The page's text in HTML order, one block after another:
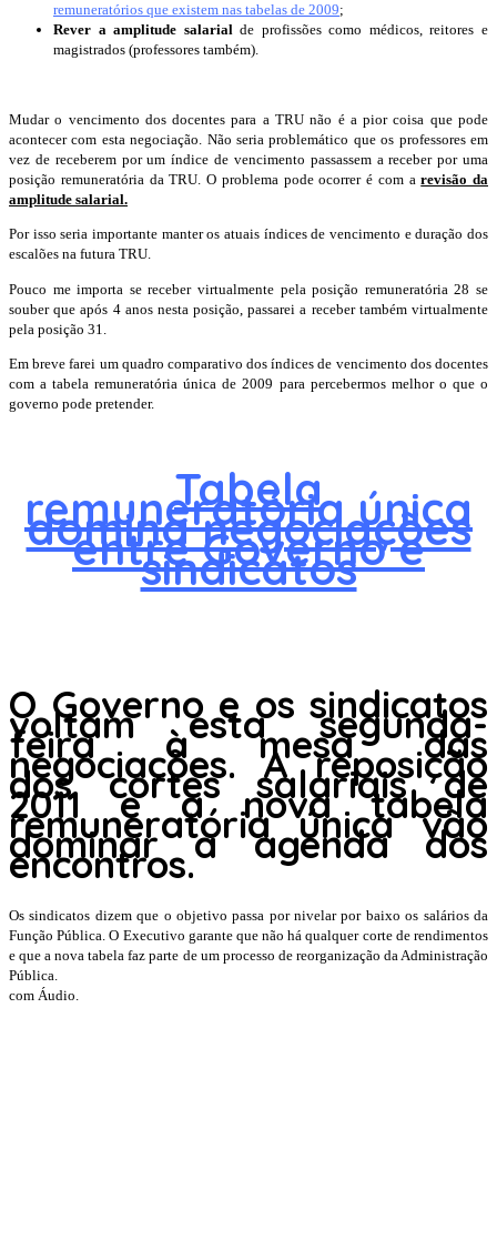
remuneratórios que existem nas tabelas de 2009;
Rever a amplitude salarialde profissões como médicos, reitores e
magistrados (professores também).
Mudar o vencimento dos docentes para a TRU não é a pior coisa que pode
acontecer com esta negociação. Não seria problemático que os professores em
vez de receberem por um índice de vencimento passassem a receber por uma
posição remuneratória da TRU. O problema pode ocorrer é com arevisão da
amplitude salarial.
Por isso seria importante manter os atuais índices de vencimento e duração dos
escalões na futura TRU.
Pouco me importa se receber virtualmente pela posição remuneratória 28 se
souber que após 4 anos nesta posição, passarei a receber também virtualmente
pela posição 31.
Em breve farei um quadro comparativo dos índices de vencimento dos docentes
com a tabela remuneratória única de 2009 para percebermos melhor o que o
governo pode pretender.
Tabela
remuneratória única
domina negociações
entre Governo e
sindicatos
O Governo e os sindicatos
voltam esta segunda-
feira à mesa das
negociações. A reposição
dos cortes salariais de
2011 e a nova tabela
remuneratória única vão
dominar a agenda dos
encontros.
Os sindicatos dizem que o objetivo passa por nivelar por baixo os salários da
Função Pública. O Executivo garante que não há qualquer corte de rendimentos
e que a nova tabela faz parte de um processo de reorganização da Administração
Pública.
com Áudio.